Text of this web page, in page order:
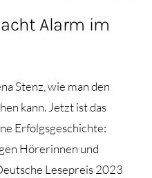
Alarm im
Stenz, wie man den
kann. Jetzt ist das
Erfolgsgeschichte:
Hörerinnen und
Lesepreis 2023